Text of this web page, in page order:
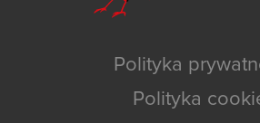
Polityka
Polityka